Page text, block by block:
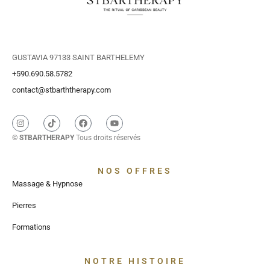
GUSTAVIA 97133 SAINT BARTHELEMY
+590.690.58.5782
contact@stbarththerapy.com
© STBARTHERAPY Tous droits réservés
NOS OFFRES
Massage & Hypnose
Pierres
Formations
NOTRE HISTOIRE